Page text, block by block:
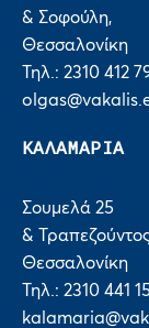
& Σοφούλη,
Θεσσαλονίκη
Τηλ.: 2310 412
ΚΑΛΑΜΑΡΙΑ
Σουμελά 25
&
Θεσσαλονίκη
Τηλ.: 2310 441